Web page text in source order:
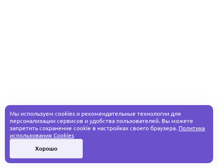
Мы используем cookies и рекомендательные технологии для
персонализации сервисов и удобства пользователей. Вы можете
запретить сохранение cookie в настройках своего браузера. Политика
использования Cookies
Хорошо